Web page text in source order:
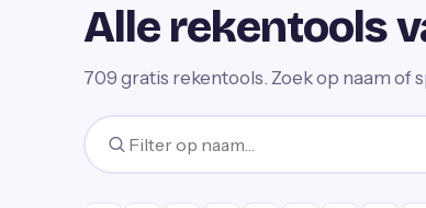
Alle rekentools
709 gratis rekentools. Zoek op naam of